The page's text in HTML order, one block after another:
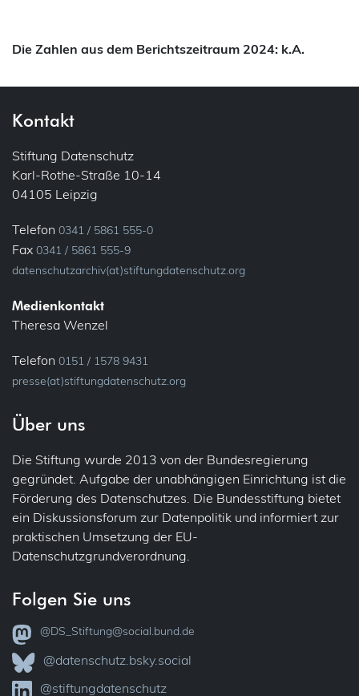
Die Zahlen aus dem Berichtszeitraum 2024: k.A.
Kontakt
Stiftung Datenschutz
Karl-Rothe-Straße 10-14
04105 Leipzig
Telefon 0341 / 5861 555-0
Fax 0341 / 5861 555-9
datenschutzarchiv(at)stiftungdatenschutz.org
Medienkontakt
Theresa Wenzel
Telefon 0151 / 1578 9431
presse(at)stiftungdatenschutz.org
Über uns
Die Stiftung wurde 2013 von der Bundesregierung
gegründet. Aufgabe der unabhängigen Einrichtung ist die
Förderung des Datenschutzes. Die Bundesstiftung bietet
ein Diskussionsforum zur Datenpolitik und informiert zur
praktischen Umsetzung der EU-
Datenschutzgrundverordnung.
Folgen Sie uns
@DS_Stiftung@social.bund.de
@datenschutz.bsky.social
@stiftungdatenschutz